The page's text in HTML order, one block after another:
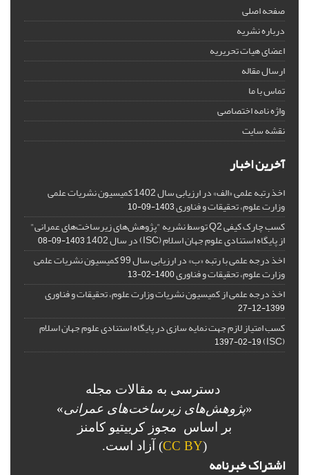
صفحه اصلی
درباره نشریه
اعضای هیات تحریریه
ارسال مقاله
تماس با ما
واژه نامه اختصاصی
نقشه سایت
آخرین اخبار
اخذ رتبه علمی «الف» در ارزیابی سال 1402 کمیسیون نشریات علمی
وزارت علوم، تحقیقات و فناوری1403-09-10
کسب چارک کیفی Q2 توسط نشریه "پژوهش‌های زیرساخت‌های عمرانی"
از پایگاه استنادی علوم جهان اسلام (ISC) در سال 1402 1403-09-08
اخذ درجه علمی با رتبه «ب» در ارزیابی سال 99 کمیسیون نشریات علمی
وزارت علوم، تحقیقات و فناوری1400-02-13
اخذ درجه علمی از کمیسیون نشریات وزارت علوم، تحقیقات و فناوری
1399-12-27
کسب امتیاز لازم جهت نمایه سازی در پایگاه استنادی علوم جهان اسلام
(ISC)
1397-02-19
دسترسی به مقالات مجله
«پژوهش‌های زیرساخت‌های عمرانی»
بر اساس مجوز کرییتیو کامنز
(
CC BY) آزاد است.
اشتراک خبرنامه